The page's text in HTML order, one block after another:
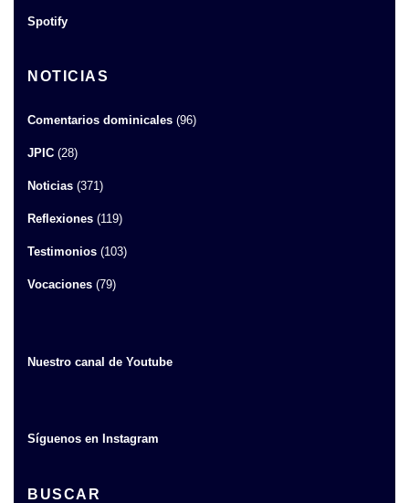
Spotify
NOTICIAS
Comentarios dominicales (96)
JPIC (28)
Noticias (371)
Reflexiones (119)
Testimonios (103)
Vocaciones (79)
Nuestro canal de Youtube
Síguenos en Instagram
BUSCAR